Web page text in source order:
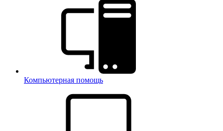
Компьютерная помощь